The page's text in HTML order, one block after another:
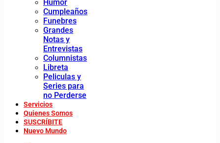
Humor
Cumpleaños
Funebres
Grandes
Notas y
Entrevistas
Columnistas
Libreta
Peliculas y
Series para
no Perderse
Servicios
Quienes Somos
SUSCRÍBITE
Nuevo Mundo